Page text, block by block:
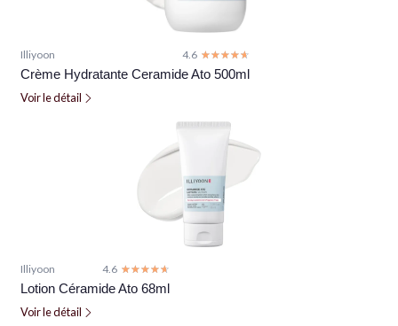
Illiyoon 4.6 ☆☆☆☆☆
★★★★★
Crème Hydratante Ceramide Ato 500ml
Voir le détail
Illiyoon 4.6 ☆☆☆☆☆
★★★★★
Lotion Céramide Ato 68ml
Voir le détail